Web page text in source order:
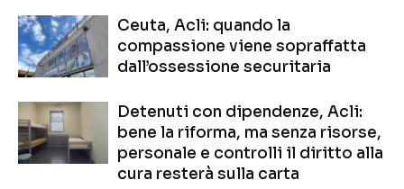
Ceuta, Acli: quando la
compassione viene sopraffatta
dall’ossessione securitaria
Detenuti con dipendenze, Acli:
bene la riforma, ma senza risorse,
personale e controlli il diritto alla
cura resterà sulla carta